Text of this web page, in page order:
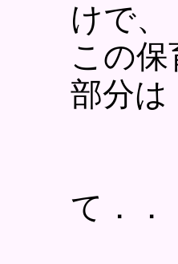
けで
この
部分は
．
て．．